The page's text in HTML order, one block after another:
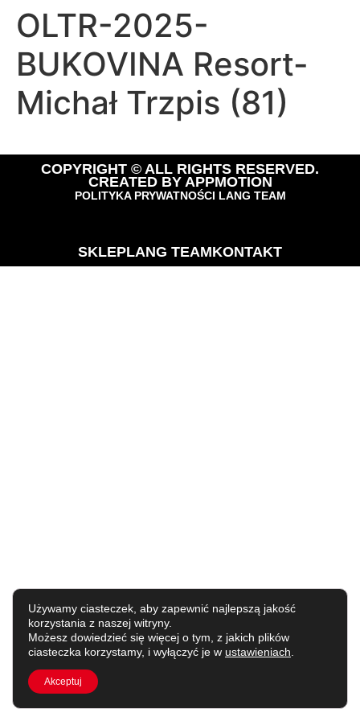
OLTR-2025-
BUKOVINA Resort-
Michał Trzpis (81)
COPYRIGHT © ALL RIGHTS RESERVED.
CREATED BY APPMOTION
POLITYKA PRYWATNOŚCI LANG TEAM
SKLEPLANG TEAMKONTAKT
Używamy ciasteczek, aby zapewnić najlepszą jakość
korzystania z naszej witryny.
Możesz dowiedzieć się więcej o tym, z jakich plików
ciasteczka korzystamy, i wyłączyć je w ustawieniach
Akceptuj